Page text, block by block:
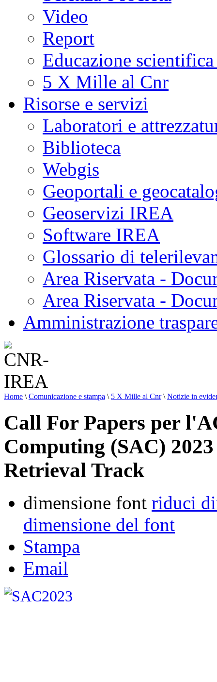
Video
Report
Educazione
5 X Mille al Cnr
Risorse e servizi
Laboratori e
Biblioteca
Webgis
Geoportali e
Geoservizi IREA
Software IREA
Glossario di
Area Riservata -
Area Riservata -
Amministrazione
Home \ Comunicazione e stampa \ 5 X Mille al Cnr \ Notizie in
Call For Papers per
Computing (SAC)
Retrieval Track
dimensione font riduci
dimensione del font
Stampa
Email